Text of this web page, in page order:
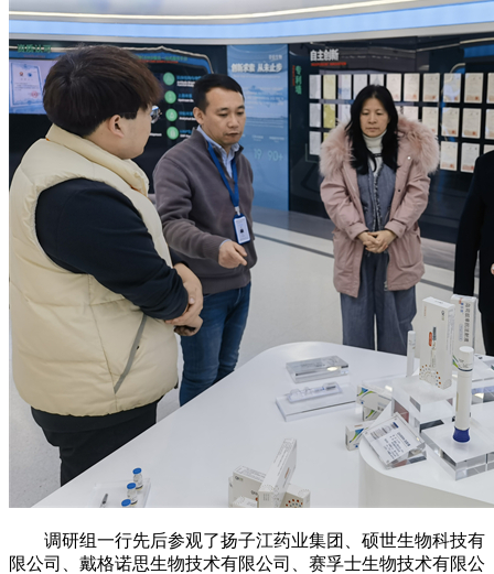
调研组一行先后参观了扬子江药业集团、硕世生物科技有
限公司、戴格诺思生物技术有限公司、赛孚士生物技术有限公